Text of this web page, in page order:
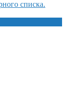
списка.